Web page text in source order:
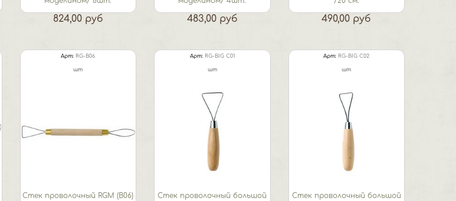
824,00 руб 483,00 руб 490,00 руб
Арт: RG-B06
шт
Стек проволочный RGM (B06)
Арт: RG-BIG C01
шт
Стек проволочный большой
Арт: RG-BIG C02
шт
Стек проволочный большой